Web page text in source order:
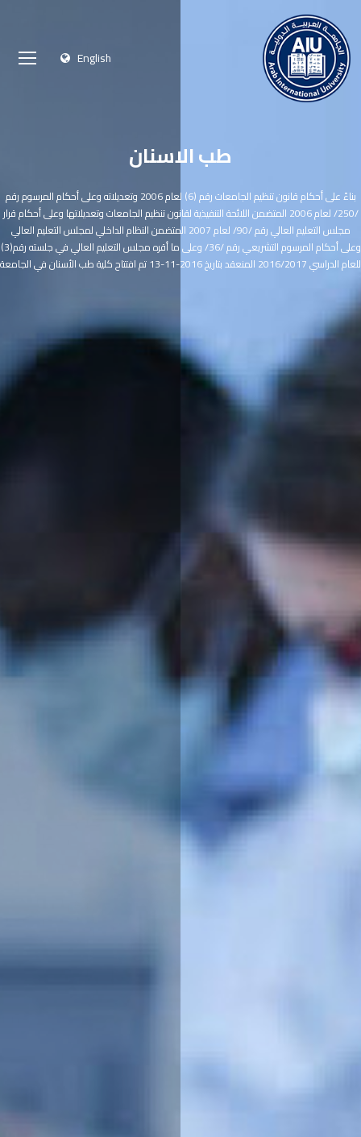
English
طب الاسنان
بناءً على أحكام قانون تنظيم الجامعات رقم (6) لعام 2006 وتعديلاته وعلى أحكام المرسوم رقم
/250/ لعام 2006 المتضمن اللائحة التنفيذية لقانون تنظيم الجامعات وتعديلاتها وعلى أحكام قرار
مجلس التعليم العالي رقم /90/ لعام 2007 المتضمن النظام الداخلي لمجلس التعليم العالي
وعلى أحكام المرسوم التشريعي رقم /36/ وعلى ما أقره مجلس التعليم العالي في جلسته رقم(3)
للعام الدراسي 2016/2017 المنعقد بتاريخ 2016-11-13 تم افتتاح كلية طب الأسنان في الجامعة